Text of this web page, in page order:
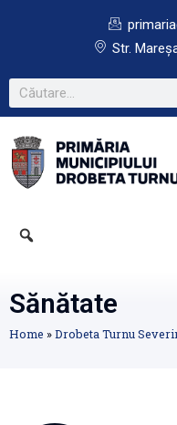
Str.
Sănătate
Home »Drobeta Turnu